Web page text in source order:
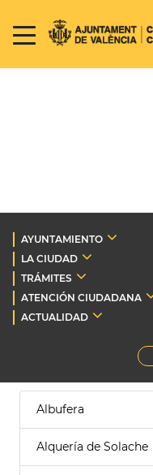
AYUNTAMIENTO
LA CIUDAD
TRÁMITES
ATENCIÓN CIUDADANA
ACTUALIDAD
Albufera
Alquería de Solache